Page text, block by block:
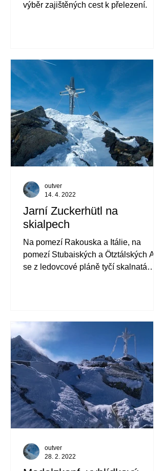
výběr zajištěných cest k přelezení.
Jarní Zuckerhütl na
skialpech
Na pomezí Rakouska a Itálie, na
pomezí Stubaiských a Ötztálských Alp
se z ledovcové pláně tyčí skalnatá
outver
14. 4. 2022
outver
28. 2. 2022